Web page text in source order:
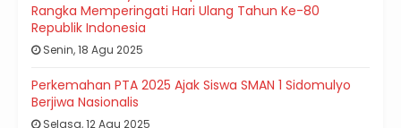
Rangka Memperingati Hari Ulang Tahun Ke-80
Republik Indonesia
Senin, 18 Agu 2025
Perkemahan PTA 2025 Ajak Siswa SMAN 1 Sidomulyo
Berjiwa Nasionalis
Selasa, 12 Agu 2025